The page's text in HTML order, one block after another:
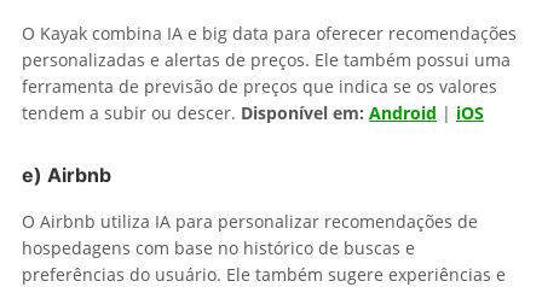
O Kayak combina IA e big data para oferecer recomendações
personalizadas e alertas de preços. Ele também possui uma
ferramenta de previsão de preços que indica se os valores
tendem a subir ou descer. Disponível em: Android | iOS
e) Airbnb
O Airbnb utiliza IA para personalizar recomendações de
hospedagens com base no histórico de buscas e
preferências do usuário. Ele também sugere experiências e